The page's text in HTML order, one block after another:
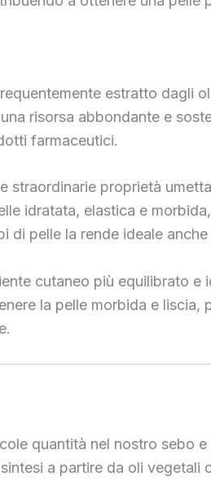
estratto dagli
risorsa abbondante e
farmaceutici.
proprietà
idratata, elastica e
pelle la rende ideale
cutaneo più equilibrato
la pelle morbida e
quantità nel nostro sebo
a partire da oli